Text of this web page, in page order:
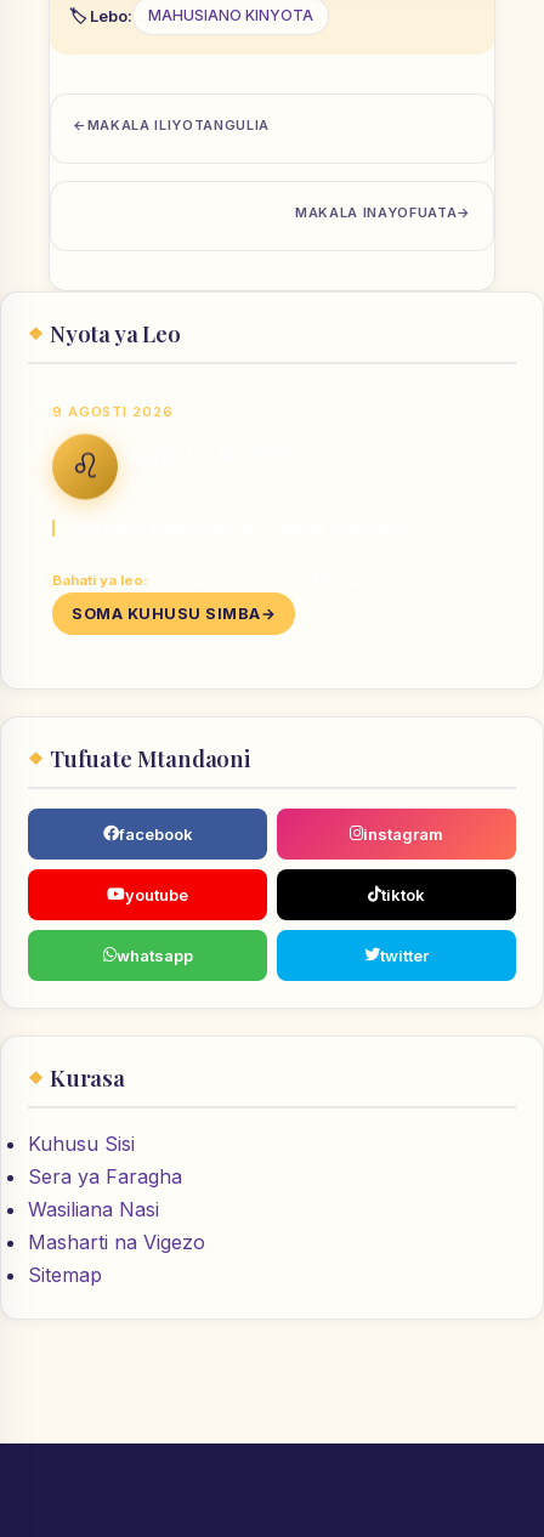
Lebo: MAHUSIANO KINYOTA
MAKALA ILIYOTANGULIA
MAKALA INAYOFUATA
Nyota ya Leo
9 AGOSTI 2026
♌
Bahati ya leo:
SOMA KUHUSU SIMBA
Tufuate Mtandaoni
facebook instagram
youtube tiktok
whatsapp twitter
Kurasa
Kuhusu Sisi
Sera ya Faragha
Wasiliana Nasi
Masharti na Vigezo
Sitemap